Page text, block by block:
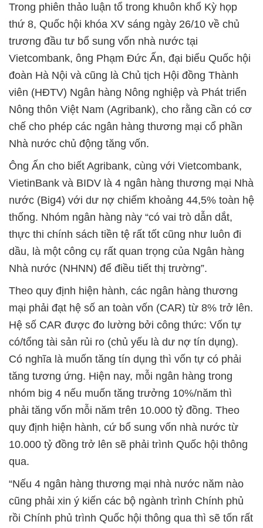
Trong phiên thảo luận tổ trong khuôn khổ Kỳ họp
thứ 8, Quốc hội khóa XV sáng ngày 26/10 về chủ
trương đầu tư bổ sung vốn nhà nước tại
Vietcombank, ông Phạm Đức Ấn, đại biểu Quốc hội
đoàn Hà Nội và cũng là Chủ tịch Hội đồng Thành
viên (HĐTV) Ngân hàng Nông nghiệp và Phát triển
Nông thôn Việt Nam (Agribank), cho rằng cần có cơ
chế cho phép các ngân hàng thương mại cổ phần
Nhà nước chủ động tăng vốn.
Ông Ấn cho biết Agribank, cùng với Vietcombank,
VietinBank và BIDV là 4 ngân hàng thương mại Nhà
nước (Big4) với dư nợ chiếm khoảng 44,5% toàn hệ
thống. Nhóm ngân hàng này “có vai trò dẫn dắt,
thực thi chính sách tiền tệ rất tốt cũng như luôn đi
dầu, là một công cụ rất quan trọng của Ngân hàng
Nhà nước (NHNN) để điều tiết thị trường”.
Theo quy định hiện hành, các ngân hàng thương
mại phải đạt hệ số an toàn vốn (CAR) từ 8% trở lên.
Hệ số CAR được đo lường bởi công thức: Vốn tự
có/tổng tài sản rủi ro (chủ yếu là dư nợ tín dụng).
Có nghĩa là muốn tăng tín dụng thì vốn tự có phải
tăng tương ứng. Hiện nay, mỗi ngân hàng trong
nhóm big 4 nếu muốn tăng trưởng 10%/năm thì
phải tăng vốn mỗi năm trên 10.000 tỷ đồng. Theo
quy định hiện hành, cứ bổ sung vốn nhà nước từ
10.000 tỷ đồng trở lên sẽ phải trình Quốc hội thông
qua.
“Nếu 4 ngân hàng thương mại nhà nước năm nào
cũng phải xin ý kiến các bộ ngành trình Chính phủ
rồi Chính phủ trình Quốc hội thông qua thì sẽ tốn rất